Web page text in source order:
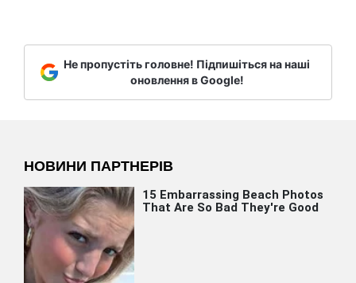
Не пропустіть головне! Підпишіться на наші
оновлення в Google!